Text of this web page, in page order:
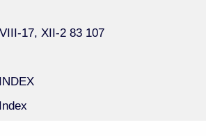
VIII-17, XII-2 83 107